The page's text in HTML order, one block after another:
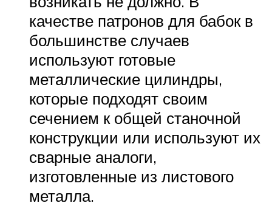
качестве патронов для бабок в
большинстве случаев
используют готовые
металлические цилиндры,
которые подходят своим
сечением к общей станочной
конструкции или используют их
сварные аналоги,
изготовленные из листового
металла.